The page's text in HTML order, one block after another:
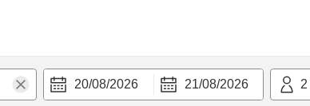
20/08/2026 21/08/2026 2